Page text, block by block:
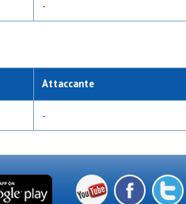
-
Attaccante
-